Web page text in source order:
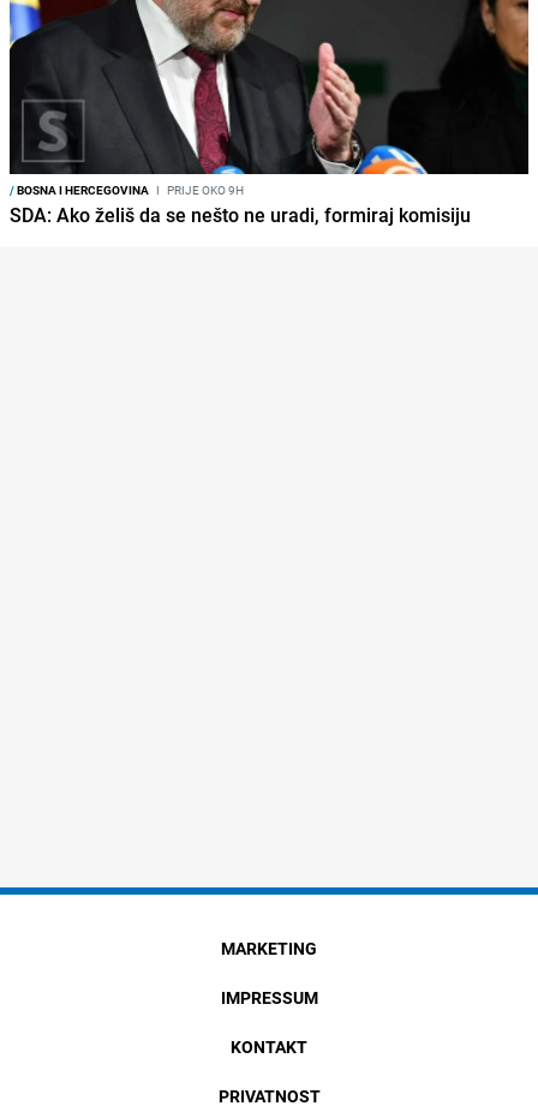
/BOSNA I HERCEGOVINA I PRIJE OKO 9H
SDA: Ako želiš da se nešto ne uradi, formiraj komisiju
MARKETING
IMPRESSUM
KONTAKT
PRIVATNOST